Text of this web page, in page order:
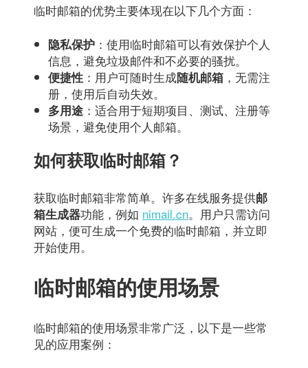
临时邮箱的优势主要体现在以下几个方面：
隐私保护 ：使用临时邮箱可以有效保护个人
信息，避免垃圾邮件和不必要的骚扰。
便捷性 ：用户可随时生成随机邮箱 ，无需注
册，使用后自动失效。
多用途 ：适合用于短期项目、测试、注册等
场景，避免使用个人邮箱。
如何获取临时邮箱？
获取临时邮箱非常简单。许多在线服务提供邮
箱生成器功能，例如 nimail.cn。用户只需访问
网站，便可生成一个免费的临时邮箱，并立即
开始使用。
临时邮箱的使用场景
临时邮箱的使用场景非常广泛，以下是一些常
见的应用案例：